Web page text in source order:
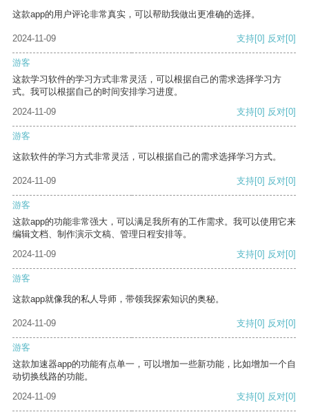
这款app的用户评论非常真实，可以帮助我做出更准确的选择。
2024-11-09 支持[0] 反对[0]
游客
这款学习软件的学习方式非常灵活，可以根据自己的需求选择学习方
式。我可以根据自己的时间安排学习进度。
2024-11-09
支持[0] 反对[0]
游客
这款软件的学习方式非常灵活，可以根据自己的需求选择学习方式。
2024-11-09 支持[0] 反对[0]
游客
这款app的功能非常强大，可以满足我所有的工作需求。我可以使用它来
编辑文档、制作演示文稿、管理日程安排等。
2024-11-09
支持[0] 反对[0]
游客
这款app就像我的私人导师，带领我探索知识的奥秘。
2024-11-09 支持[0] 反对[0]
游客
这款加速器app的功能有点单一，可以增加一些新功能，比如增加一个自
动切换线路的功能。
2024-11-09
支持[0] 反对[0]